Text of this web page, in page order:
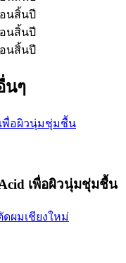
นๆ
เพื่อผิวนุ่มชุ่มชื้น